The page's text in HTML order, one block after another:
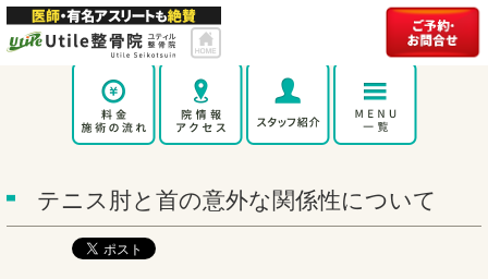
テニス肘と首の意外な関係性について